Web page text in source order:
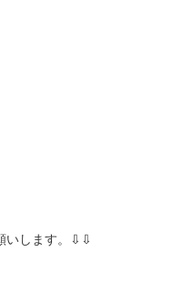
いします。⇩⇩